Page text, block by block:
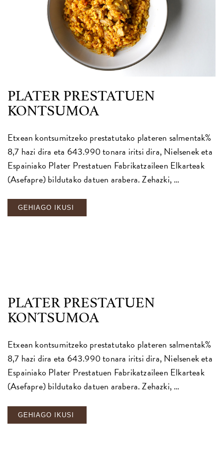
PLATER PRESTATUEN
KONTSUMOA
Etxean kontsumitzeko prestatutako plateren salmentak%
8,7 hazi dira eta 643.990 tonara iritsi dira, Nielsenek eta
Espainiako Plater Prestatuen Fabrikatzaileen Elkarteak
(Asefapre) bildutako datuen arabera. Zehazki, …
GEHIAGO IKUSI
PLATER PRESTATUEN
KONTSUMOA
Etxean kontsumitzeko prestatutako plateren salmentak%
8,7 hazi dira eta 643.990 tonara iritsi dira, Nielsenek eta
Espainiako Plater Prestatuen Fabrikatzaileen Elkarteak
(Asefapre) bildutako datuen arabera. Zehazki, …
GEHIAGO IKUSI